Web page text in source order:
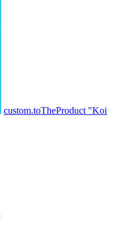
custom.toTheProduct "Koi